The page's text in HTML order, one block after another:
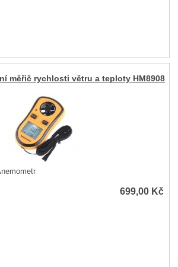
měřič rychlosti větru a teploty HM8908
699,00 Kč